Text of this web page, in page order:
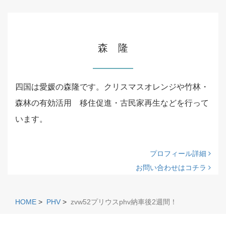
森 隆
四国は愛媛の森隆です。クリスマスオレンジや竹林・
森林の有効活用 移住促進・古民家再生などを行って
います。
プロフィール詳細
お問い合わせはコチラ
HOME > PHV > zvw52プリウスphv納車後2週間！